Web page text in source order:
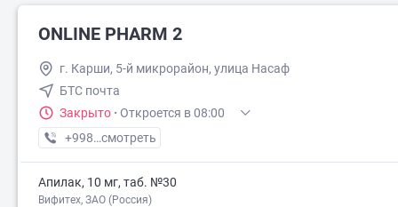
ONLINE PHARM 2
г. Карши, 5-й микрорайон, улица Насаф
БТС почта
Закрыто · Откроется в 08:00
+998 (97) XXX-XX-XX
смотреть
Апилак, 10 мг, таб. №30
Вифитех, ЗАО (Россия)